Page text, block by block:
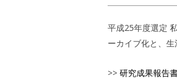
平成25年度選定
ーカイブ化と、
>> 研究成果報告